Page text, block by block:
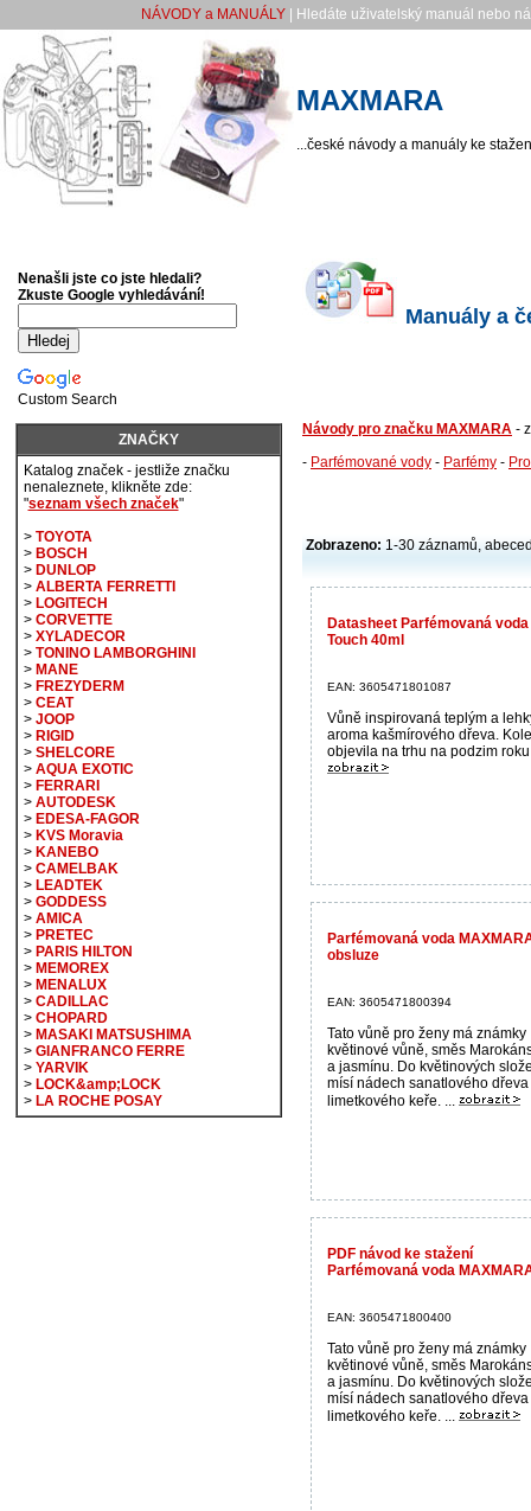
NÁVODY a MANUÁLY| Hledáte uživatelský manuál nebo
MAXMARA
...české návody a manuály ke
Manuály a
Návody pro značku MAXMARA -
- Parfémované vody - Parfémy -
Zobrazeno: 1-30 záznamů,
Datasheet Parfémovaná
Touch 40ml
EAN: 3605471801087
Vůně inspirovaná teplým a
aroma kašmírového dřeva.
objevila na trhu na podzim
Parfémovaná voda
obsluze
EAN: 3605471800394
Tato vůně pro ženy má známky
květinové vůně, směs
a jasmínu. Do květinových
mísí nádech sanatlového dřeva
limetkového keře. ...
PDF návod ke stažení
Parfémovaná voda
EAN: 3605471800400
Tato vůně pro ženy má známky
květinové vůně, směs
a jasmínu. Do květinových
mísí nádech sanatlového dřeva
limetkového keře. ...
Nenašli jste co jste hledali?
Zkuste Google vyhledávání!
Custom Search
ZNAČKY
Katalog značek - jestliže značku
nenaleznete, klikněte zde:
"seznam všech značek"
> TOYOTA
> BOSCH
> DUNLOP
> ALBERTA FERRETTI
> LOGITECH
> CORVETTE
> XYLADECOR
> TONINO LAMBORGHINI
> MANE
> FREZYDERM
> CEAT
> JOOP
> RIGID
> SHELCORE
> AQUA EXOTIC
> FERRARI
> AUTODESK
> EDESA-FAGOR
> KVS Moravia
> KANEBO
> CAMELBAK
> LEADTEK
> GODDESS
> AMICA
> PRETEC
> PARIS HILTON
> MEMOREX
> MENALUX
> CADILLAC
> CHOPARD
> MASAKI MATSUSHIMA
> GIANFRANCO FERRE
> YARVIK
> LOCK&amp;LOCK
> LA ROCHE POSAY